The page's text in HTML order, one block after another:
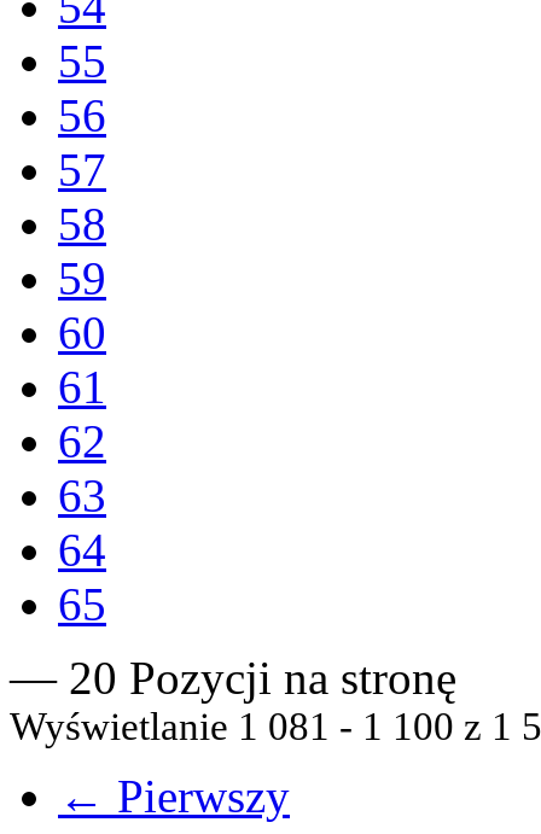
55
56
57
58
59
60
61
62
63
64
65
— 20 Pozycji na stronę
Wyświetlanie 1 081 - 1 100 z 1
← Pierwszy